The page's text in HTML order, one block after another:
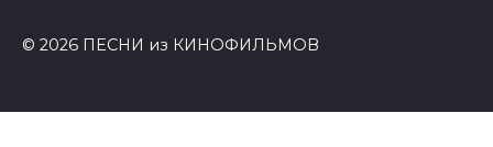
© 2026 ПЕСНИ из КИНОФИЛЬМОВ